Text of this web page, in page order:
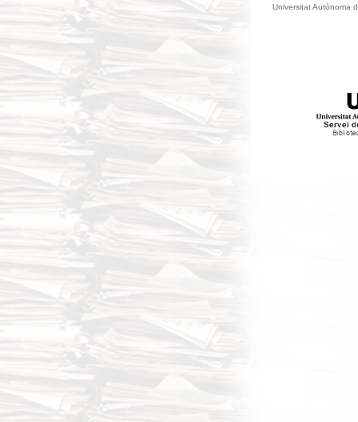
Universitat Autònoma